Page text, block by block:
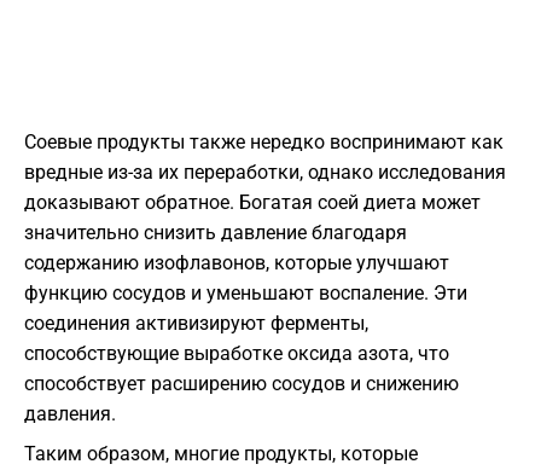
Соевые продукты также нередко воспринимают как
вредные из-за их переработки, однако исследования
доказывают обратное. Богатая соей диета может
значительно снизить давление благодаря
содержанию изофлавонов, которые улучшают
функцию сосудов и уменьшают воспаление. Эти
соединения активизируют ферменты,
способствующие выработке оксида азота, что
способствует расширению сосудов и снижению
давления.
Таким образом, многие продукты, которые